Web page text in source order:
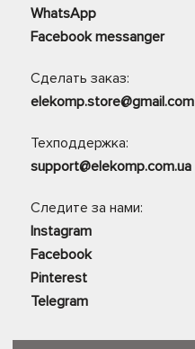
WhatsApp
Facebook messanger
Сделать заказ:
elekomp.store@gmail.com
Техподдержка:
support@elekomp.com.ua
Следите за нами:
Instagram
Facebook
Pinterest
Telegram